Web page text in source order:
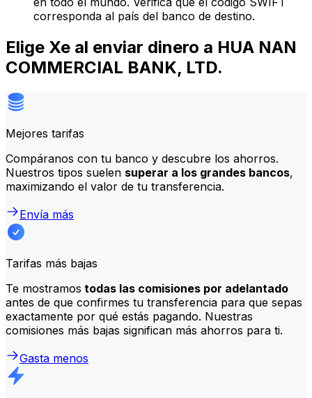
corresponda al país del banco de destino.
Elige Xe al enviar dinero a HUA NAN
COMMERCIAL BANK, LTD.
Mejores tarifas
Compáranos con tu banco y descubre los ahorros.
Nuestros tipos suelen superar a los grandes bancos,
maximizando el valor de tu transferencia.
Envía más
Tarifas más bajas
Te mostramos todas las comisiones por adelantado
antes de que confirmes tu transferencia para que sepas
exactamente por qué estás pagando. Nuestras
comisiones más bajas significan más ahorros para ti.
Gasta menos